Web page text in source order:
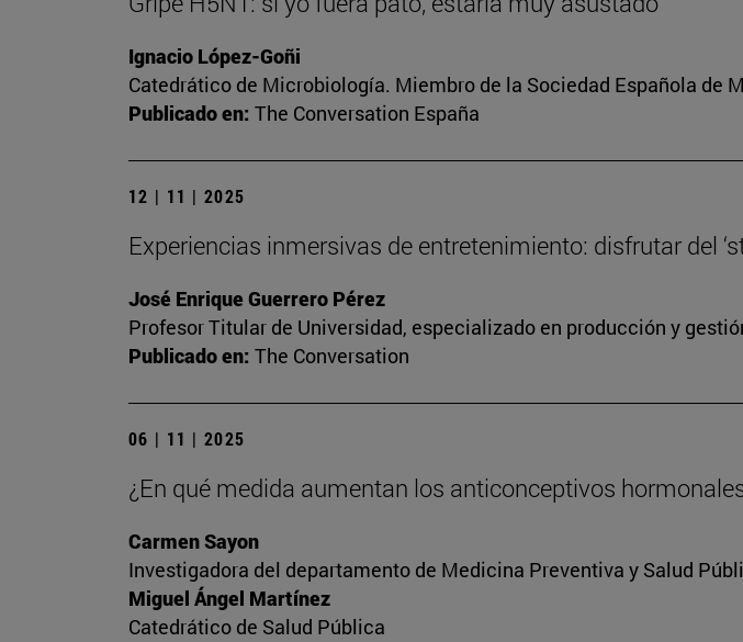
Ignacio López-Goñi
Catedrático de Microbiología. Miembro de la Sociedad Española de
Publicado en: The Conversation España
12 | 11 | 2025
Experiencias inmersivas de entretenimiento: disfrutar del
José Enrique Guerrero Pérez
Profesor Titular de Universidad, especializado en producción y
Publicado en: The Conversation
06 | 11 | 2025
¿En qué medida aumentan los anticonceptivos
Carmen Sayon
Investigadora del departamento de Medicina Preventiva y Salud
Miguel Ángel Martínez
Catedrático de Salud Pública